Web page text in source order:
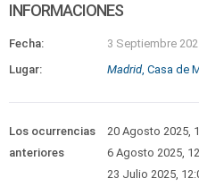
INFORMACIONES
Fecha: 3 Septiembre
Lugar:
Madrid, Casa de
Los ocurrencias
anteriores
20 Agosto 2025,
6 Agosto 2025,
23 Julio 2025,